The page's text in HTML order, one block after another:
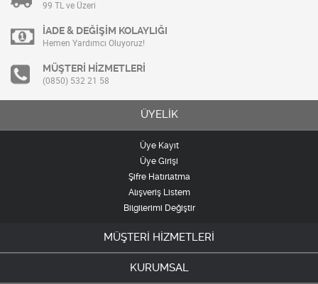
99 TL ve Üzeri
İADE & DEĞİŞİM KOLAYLIĞI
Hemen Yardımcı Oluyoruz!
MÜŞTERİ HİZMETLERİ
(0850) 532 21 58
ÜYELİK
Üye Kayıt
Üye Girişi
Şifre Hatırlatma
Alışveriş Listem
Bilgilerimi Değiştir
MÜŞTERİ HİZMETLERİ
KURUMSAL